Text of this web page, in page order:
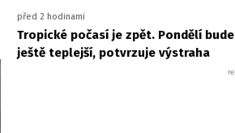
před 2 hodinami
Tropické počasí je zpět. Pondělí bude
ještě teplejší, potvrzuje výstraha